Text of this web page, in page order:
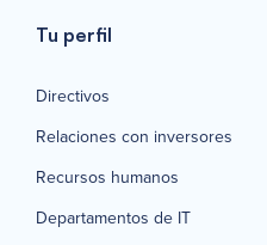
Tu perfil
Directivos
Relaciones con inversores
Recursos humanos
Departamentos de IT